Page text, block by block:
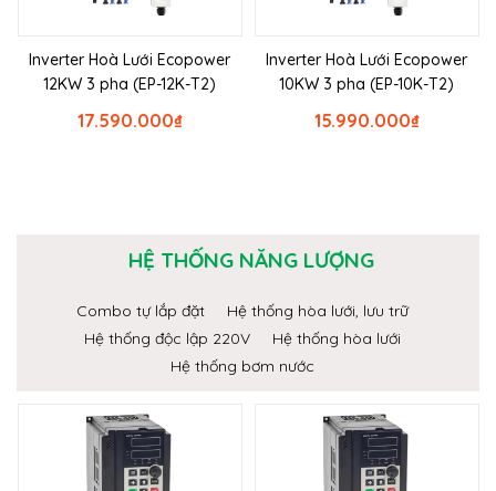
Inverter Hoà Lưới Ecopower
12KW 3 pha (EP-12K-T2)
₫
17.590.000
Inverter Hoà Lưới Ecopower
10KW 3 pha (EP-10K-T2)
₫
15.990.000
HỆ THỐNG NĂNG LƯỢNG
Combo tự lắp đặt
Hệ thống hòa lưới, lưu trữ
Hệ thống độc lập 220V
Hệ thống hòa lưới
Hệ thống bơm nước